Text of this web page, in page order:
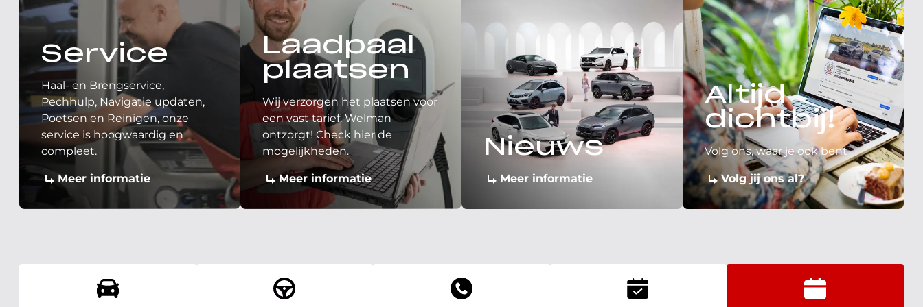
Service
Haal- en Brengservice,
Pechhulp, Navigatie updaten,
Poetsen en Reinigen, onze
service is hoogwaardig en
compleet.
Meer informatie
Laadpaal
plaatsen
Wij verzorgen het plaatsen voor
een vast tarief. Welman
ontzorgt! Check hier de
mogelijkheden.
Meer informatie
Nieuws
Meer informatie
Altijd
dichtbij!
Volg ons, waar je ook bent
Volg jij ons al?